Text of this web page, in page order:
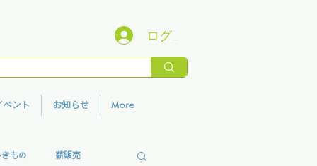
ログイン
ベント お知らせ More
もの 薪販売